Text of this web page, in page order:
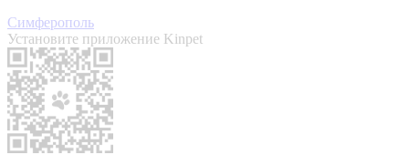
Симферополь
Установите приложение Kinpet